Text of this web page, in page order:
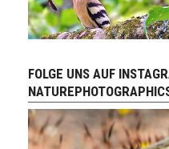
FOLGE UNS AUF